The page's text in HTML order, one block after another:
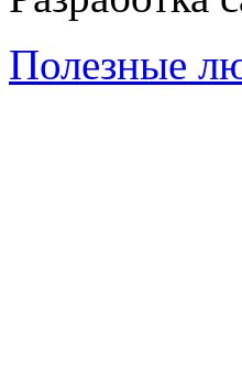
Полезные